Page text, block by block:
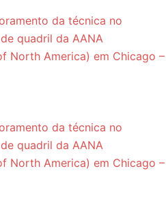
da técnica no
quadril da AANA
North America) em Chicago –
da técnica no
quadril da AANA
North America) em Chicago –